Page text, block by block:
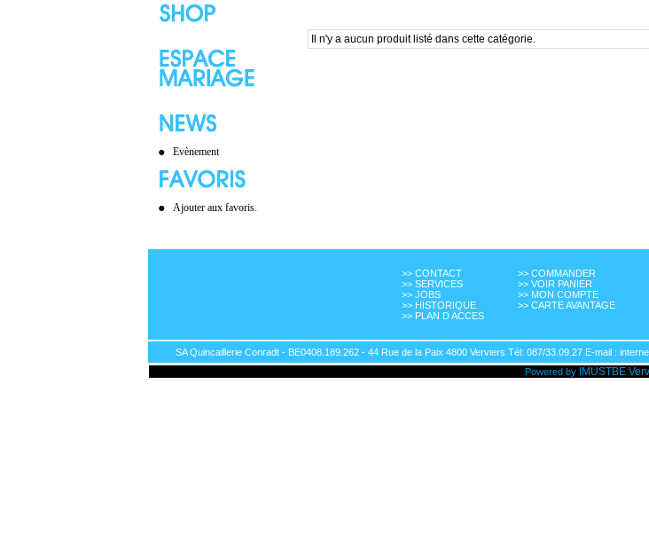
Evènement
Ajouter aux favoris.
Il n'y a aucun produit listé dans cette catégorie.
>> CONTACT
>> SERVICES
>> JOBS
>> HISTORIQUE
>> PLAN D ACCES
>> COMMANDER
>> VOIR PANIER
>> MON COMPTE
>> CARTE AVANTAGE
SA Quincaillerie Conradt - BE0408.189.262 - 44 Rue de la Paix 4800 Verviers Tél: 087/33.09.27 E-mail :
Powered by
IMUSTBE